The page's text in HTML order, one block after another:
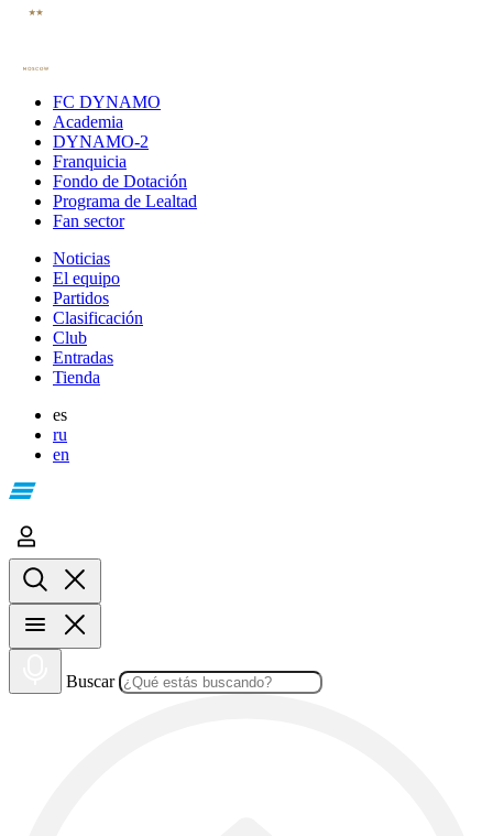
FC DYNAMO
Academia
DYNAMO-2
Franquicia
Fondo de Dotación
Programa de Lealtad
Fan sector
Noticias
El equipo
Partidos
Clasificación
Club
Entradas
Tienda
es
ru
en
Buscar